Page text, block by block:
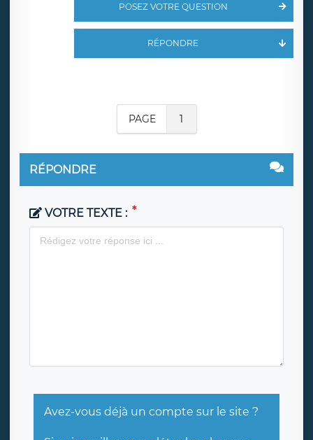
POSEZ VOTRE QUESTION
RÉPONDRE
PAGE 1
RÉPONDRE
VOTRE TEXTE :
Avez-vous déjà un compte sur le site ?